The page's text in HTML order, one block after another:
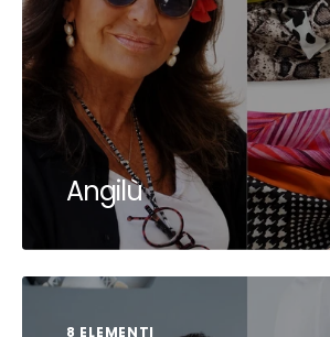
Angilù
8 ELEMENTI